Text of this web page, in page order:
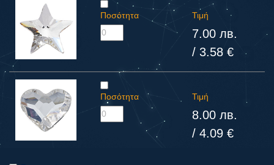
Ποσότητα Τιμή
7.00 лв.
/ 3.58 €
Ποσότητα Τιμή
8.00 лв.
/ 4.09 €